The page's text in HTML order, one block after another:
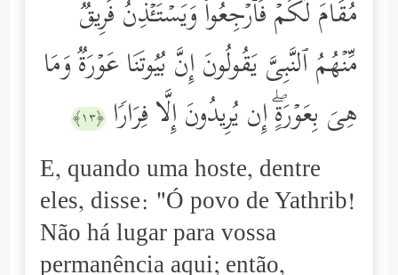
مُقَامَ لَكُمۡ فَٱرۡجِعُواْۚ وَیَسۡتَـٔۡذِنُ فَرِیقࣱ
مِّنۡهُمُ ٱلنَّبِیَّ یَقُولُونَ إِنَّ بُیُوتَنَا عَوۡرَةࣱ وَمَا
هِیَ بِعَوۡرَةٍۖ إِن یُرِیدُونَ إِلَّا فِرَارࣰا ﴿١٣﴾
E, quando uma hoste, dentre
eles, disse: "Ó povo de Yathrib!
Não há lugar para vossa